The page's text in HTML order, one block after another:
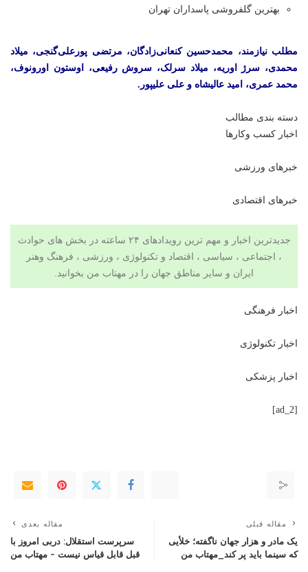
بهترین گلفروشی پاسداران تهران
مطلب نیازمند، محمدحسین کنعانی‌زادگان، مرتضی پورعلی‌گنجی، میلاد
محمدی، سرژ اوریه، میلاد سرلک، سروش رفیعی، اوستون اورونوف،
محمد عمری، امید عالیشاه و علی علیپور.
دسته بندی مطالب
اخبار کسب وکارها
خبرهای ورزشی
خبرهای اقتصادی
جدیدترین اخبار و مهم ترین رویدادهای ۲۴ ساعته در بخش های حوادث
، اجتماعی ، سیاسی ، اقتصاد و تکنولوژی ، ورزشی ، فرهنگ وهنر
ایران و سایر مناطق جهان را در مهتاب من بخوانید.
اخبار فرهنگی
اخبار تکنولوژی
اخبار پزشکی
[ad_2]
مقاله قبلی
یک مادر و هزار جهان ناگفته؛ خلأیی
که سینما باید پر کند_مهتاب من
مقاله بعدی
سرپرست استقلال: دربی امروز با
قبل قابل قیاس نیست – مهتاب من